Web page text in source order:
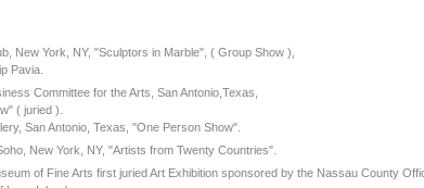
New York, NY, "Sculptors in Marble", ( Group Show ),
Pavia.
Committee for the Arts, San Antonio,Texas,
( juried ).
San Antonio, Texas, "One Person Show".
New York, NY, "Artists from Twenty Countries".
of Fine Arts first juried Art Exhibition sponsored by the Nassau County